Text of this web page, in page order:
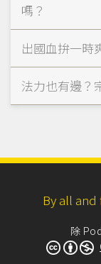
嗎？
出國血拚一時
法力也有邊？
By all and
除